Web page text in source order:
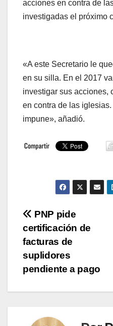
acciones en contra de
investigadas el próximo
«A este Secretario le
en su silla. En el 2017
investigar sus acciones,
en contra de las
impune», añadió.
Navegación
de
entradas
PNP pide
certificación de
facturas de
suplidores
pendiente a pago